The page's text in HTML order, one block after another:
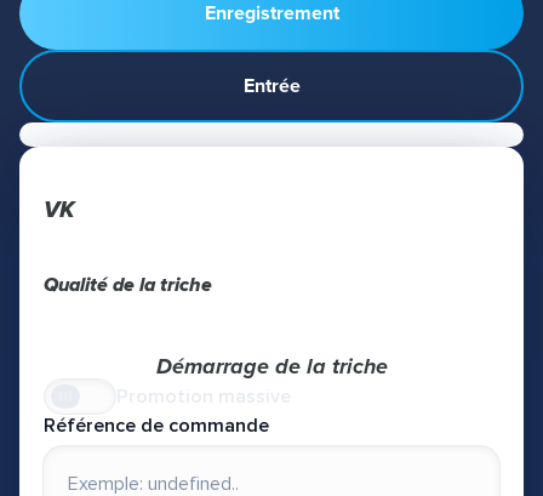
Enregistrement
Entrée
VK
Qualité de la triche
Démarrage de la triche
Référence de commande